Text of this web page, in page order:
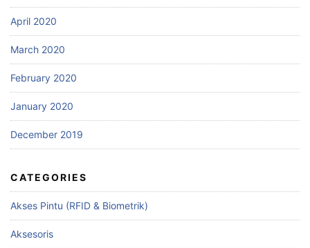
April 2020
March 2020
February 2020
January 2020
December 2019
CATEGORIES
Akses Pintu (RFID & Biometrik)
Aksesoris